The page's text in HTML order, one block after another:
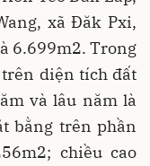
xã Đăk Pxi,
6.699m2. Trong
diện tích đất
và lâu năm là
bằng trên phần
chiều cao